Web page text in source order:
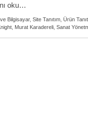
oku…
Bilgisayar, Site Tanıtım Ürün
Murat Karadereli Sanat